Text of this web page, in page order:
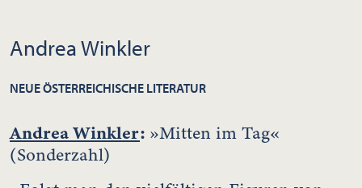
Andrea Winkler
NEUE ÖSTERREICHISCHE LITERATUR
Andrea Winkler: »Mitten im Tag«
(Sonderzahl)